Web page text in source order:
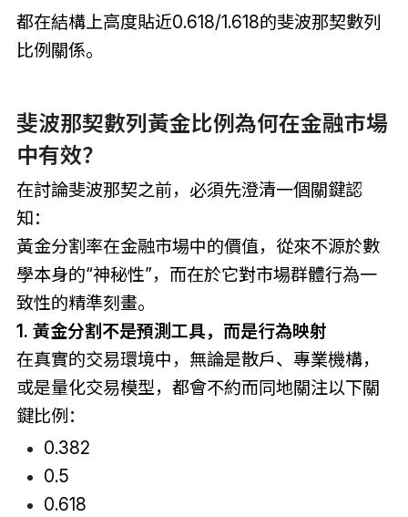
都在結構上高度貼近0.618/1.618的斐波那契數列
比例關係。
斐波那契數列黃金比例為何在金融市場
中有效？
在討論斐波那契之前，必須先澄清一個關鍵認
知：
黃金分割率在金融市場中的價值，從來不源於數
學本身的“神秘性”，而在於它對市場群體行為一
致性的精準刻畫。
1. 黃金分割不是預測工具，而是行為映射
在真實的交易環境中，無論是散戶、專業機構，
或是量化交易模型，都會不約而同地關注以下關
鍵比例：
0.382
0.5
0.618